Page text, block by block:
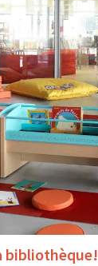
bibliothèque!